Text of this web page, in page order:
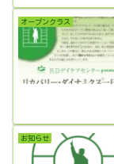
オープンクラス
お知らせ